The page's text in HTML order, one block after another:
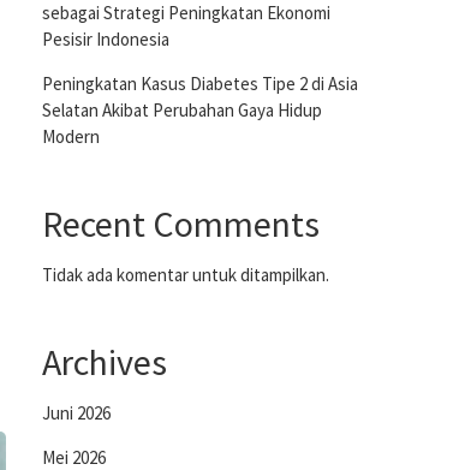
sebagai Strategi Peningkatan Ekonomi
Pesisir Indonesia
Peningkatan Kasus Diabetes Tipe 2 di Asia
Selatan Akibat Perubahan Gaya Hidup
Modern
Recent Comments
Tidak ada komentar untuk ditampilkan.
Archives
Juni 2026
Mei 2026